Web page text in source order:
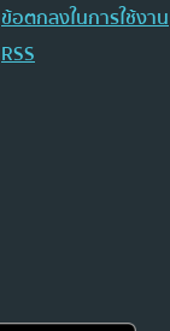
ข้อตกลงในการใช้งาน
RSS